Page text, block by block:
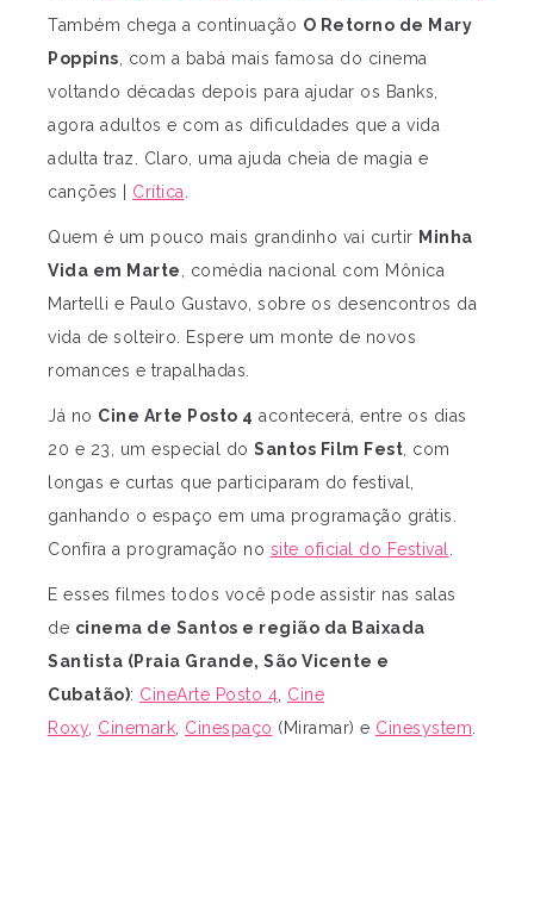
Também chega a continuação O Retorno de Mary
Poppins , com a babá mais famosa do cinema
voltando décadas depois para ajudar os Banks,
agora adultos e com as dificuldades que a vida
adulta traz. Claro, uma ajuda cheia de magia e
canções | Crítica
Quem é um pouco mais grandinho vai curtir Minha
Vida em Marte , comédia nacional com Mônica
Martelli e Paulo Gustavo, sobre os desencontros da
vida de solteiro. Espere um monte de novos
romances e trapalhadas.
Já no Cine Arte Posto 4 acontecerá, entre os dias
20 e 23, um especial do Santos Film Fest , com
longas e curtas que participaram do festival,
ganhando o espaço em uma programação grátis.
Confira a programação no site oficial do Festival
E esses filmes todos você pode assistir nas salas
de cinema de Santos e região da Baixada
Santista (Praia Grande, São Vicente e
Cubatão): CineArte Posto 4 Cine
Roxy, Cinemark Cinespaço (Miramar) e Cinesystem